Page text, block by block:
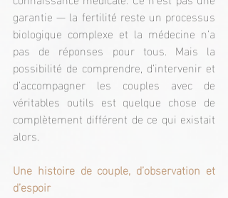
garantie — la fertilité reste un processus
biologique complexe et la médecine n’a
pas de réponses pour tous. Mais la
possibilité de comprendre, d’intervenir et
d’accompagner les couples avec de
véritables outils est quelque chose de
complètement différent de ce qui existait
alors.
Une histoire de couple, d’observation et
d’espoir